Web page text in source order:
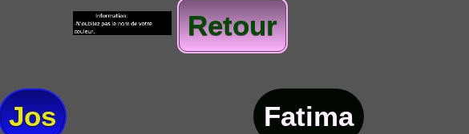
Retour
Jos
Fatima